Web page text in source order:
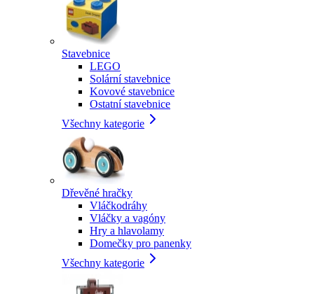
Stavebnice
LEGO
Solární stavebnice
Kovové stavebnice
Ostatní stavebnice
Všechny kategorie
Dřevěné hračky
Vláčkodráhy
Vláčky a vagóny
Hry a hlavolamy
Domečky pro panenky
Všechny kategorie